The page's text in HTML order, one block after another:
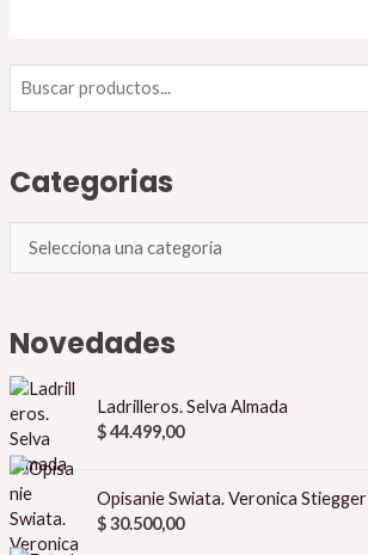
Categorias
Novedades
Ladrilleros. Selva Almada
$44.499,00
Opisanie Swiata. Veronica Stiegger
$30.500,00